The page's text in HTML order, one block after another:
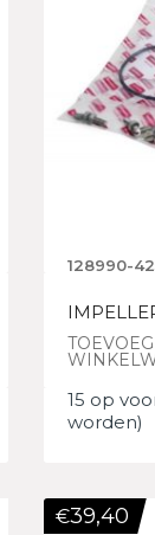
128990-
15 op
worden)
€39,40